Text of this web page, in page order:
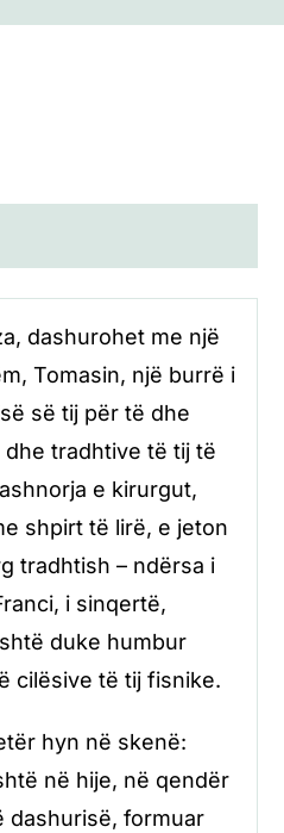
dashurohet me një
Tomasin, një burrë i
së tij për të dhe
tradhtive të tij të
e kirurgut,
shpirt të lirë, e jeton
tradhtish – ndërsa i
i sinqertë,
duke humbur
cilësive të tij fisnike.
hyn në skenë:
në hije, në qendër
dashurisë, formuar